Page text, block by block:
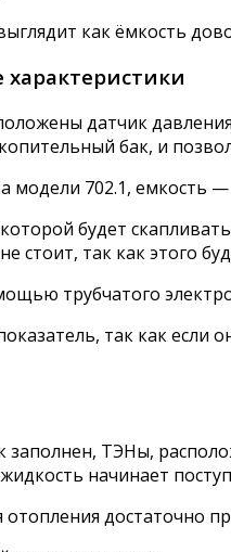
как ёмкость
характеристики
датчик
бак, и
модели 702.1, емкость
будет
стоит, так как этого
трубчатого
так как если
заполнен, ТЭНы,
начинает
достаточно